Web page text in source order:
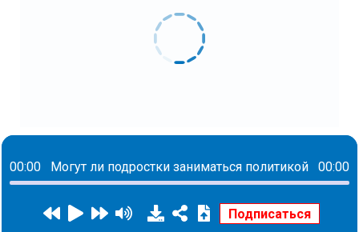
00:00 Могут ли подростки заниматься политикой 00:00